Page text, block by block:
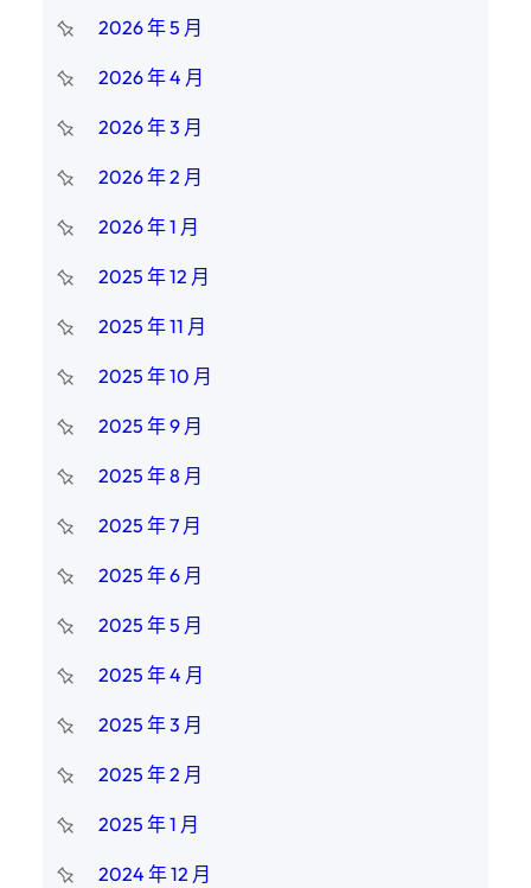
2026 年 5 月
2026 年 4 月
2026 年 3 月
2026 年 2 月
2026 年 1 月
2025 年 12 月
2025 年 11 月
2025 年 10 月
2025 年 9 月
2025 年 8 月
2025 年 7 月
2025 年 6 月
2025 年 5 月
2025 年 4 月
2025 年 3 月
2025 年 2 月
2025 年 1 月
2024 年 12 月